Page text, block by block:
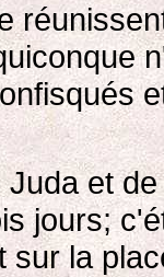
et
jours;
sur la